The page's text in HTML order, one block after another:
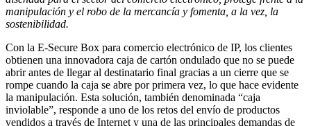
manipulación y el robo de la mercancía y fomenta, a la vez, la
sostenibilidad.
Con la E-Secure Box para comercio electrónico de IP, los clientes
obtienen una innovadora caja de cartón ondulado que no se puede
abrir antes de llegar al destinatario final gracias a un cierre que se
rompe cuando la caja se abre por primera vez, lo que hace evidente
la manipulación. Esta solución, también denominada “caja
inviolable”, responde a uno de los retos del envío de productos
vendidos a través de Internet y una de las principales demandas de